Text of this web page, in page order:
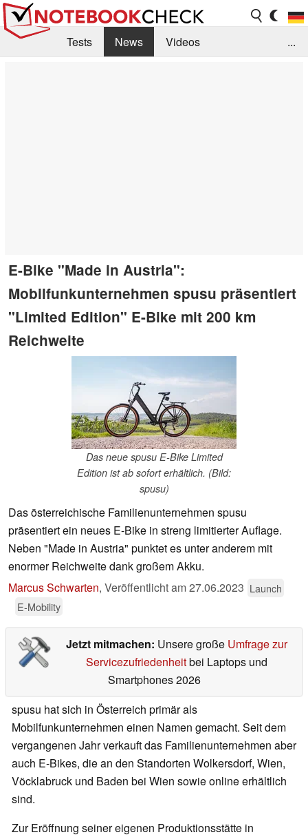
Tests News
Videos
...
E-Bike "Made in Austria":
Mobilfunkunternehmen spusu präsentiert
"Limited Edition" E-Bike mit 200 km
Reichweite
Das neue spusu E-Bike Limited
Edition ist ab sofort erhältlich. (Bild:
spusu)
Das österreichische Familienunternehmen spusu
präsentiert ein neues E-Bike in streng limitierter Auflage.
Neben "Made in Austria" punktet es unter anderem mit
enormer Reichweite dank großem Akku.
Marcus Schwarten, Veröffentlicht am27.06.2023 Launch
E-Mobility
Jetzt mitmachen: Unsere große Umfrage zur
Servicezufriedenheitbei Laptops und
Smartphones 2026
spusu hat sich in Österreich primär als
Mobilfunkunternehmen einen Namen gemacht. Seit dem
vergangenen Jahr verkauft das Familienunternehmen aber
auch E-Bikes, die an den Standorten Wolkersdorf, Wien,
Vöcklabruck und Baden bei Wien sowie online erhältlich
sind.
Zur Eröffnung seiner eigenen Produktionsstätte in